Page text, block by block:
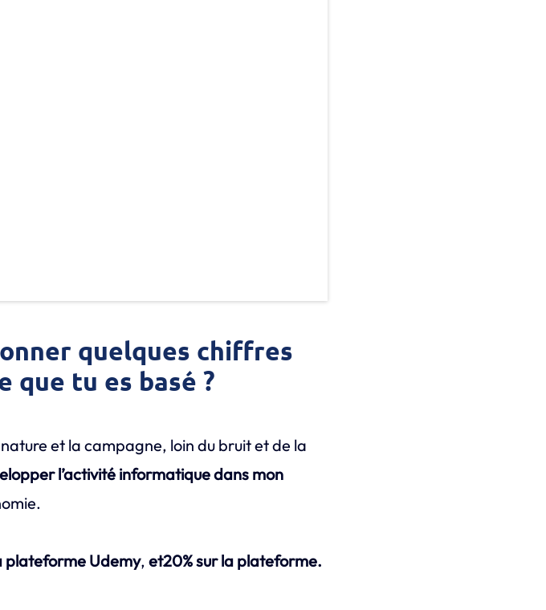
quelques chiffres
que tu es basé ?
et la campagne, loin du bruit et de la
l’activité informatique dans mon
plateforme Udemy, et20% sur la plateforme.